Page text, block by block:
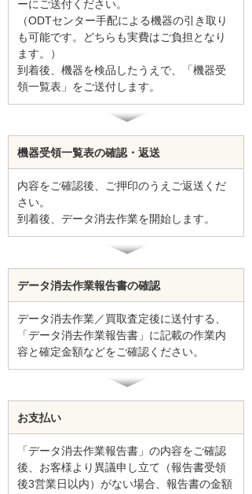
ーにご送付ください。
（ODTセンター手配による機器の引き取り
も可能です。どちらも実費はご負担となり
ます。）
到着後、機器を検品したうえで、「機器受
領一覧表」をご送付します。
機器受領一覧表の確認・返送
内容をご確認後、ご押印のうえご返送くだ
さい。
到着後、データ消去作業を開始します。
データ消去作業報告書の確認
データ消去作業／買取査定後に送付する、
「データ消去作業報告書」に記載の作業内
容と確定金額などをご確認ください。
お支払い
「データ消去作業報告書」の内容をご確認
後、お客様より異議申し立て（報告書受領
後3営業日以内）がない場合、報告書の金額